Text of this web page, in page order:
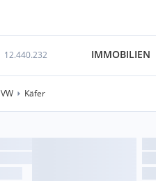
12.440.232 IMMOBILIEN
VW Käfer